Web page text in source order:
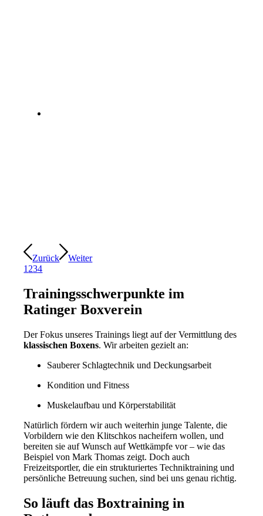
Zurück
Weiter
1 234
Trainingsschwerpunkte im
Ratinger Boxverein
Der Fokus unseres Trainings liegt auf der Vermittlung des
klassischen Boxens. Wir arbeiten gezielt an:
Sauberer Schlagtechnik und Deckungsarbeit
Kondition und Fitness
Muskelaufbau und Körperstabilität
Natürlich fördern wir auch weiterhin junge Talente, die
Vorbildern wie den Klitschkos nacheifern wollen, und
bereiten sie auf Wunsch auf Wettkämpfe vor – wie das
Beispiel von Mark Thomas zeigt. Doch auch
Freizeitsportler, die ein strukturiertes Techniktraining und
persönliche Betreuung suchen, sind bei uns genau richtig.
So läuft das Boxtraining in